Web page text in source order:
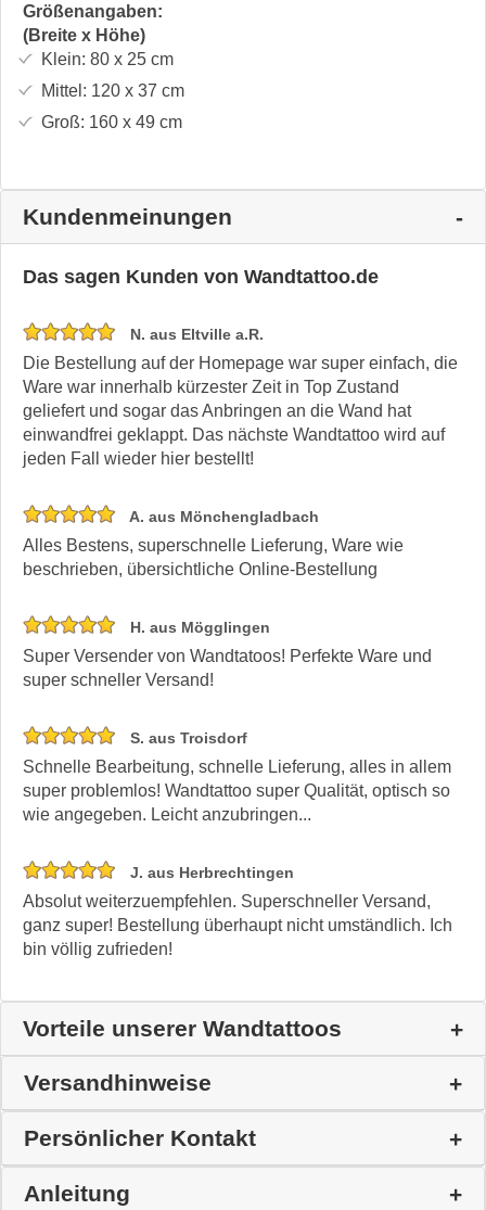
Größenangaben:
(Breite x Höhe)
Klein: 80 x 25cm
Mittel: 120 x 37 cm
Groß: 160 x 49 cm
Kundenmeinungen
Das sagen Kunden von Wandtattoo.de
N. aus Eltville a.R.
Die Bestellung auf der Homepage war super einfach, die
Ware war innerhalb kürzester Zeit in Top Zustand
geliefert und sogar das Anbringen an die Wand hat
einwandfrei geklappt. Das nächste Wandtattoo wird auf
jeden Fall wieder hier bestellt!
A. aus Mönchengladbach
Alles Bestens, superschnelle Lieferung, Ware wie
beschrieben, übersichtliche Online-Bestellung
H. aus Mögglingen
Super Versender von Wandtatoos! Perfekte Ware und
super schneller Versand!
S. aus Troisdorf
Schnelle Bearbeitung, schnelle Lieferung, alles in allem
super problemlos! Wandtattoo super Qualität, optisch so
wie angegeben. Leicht anzubringen...
J. aus Herbrechtingen
Absolut weiterzuempfehlen. Superschneller Versand,
ganz super! Bestellung überhaupt nicht umständlich. Ich
bin völlig zufrieden!
Vorteile unserer Wandtattoos
Versandhinweise
Persönlicher Kontakt
Anleitung